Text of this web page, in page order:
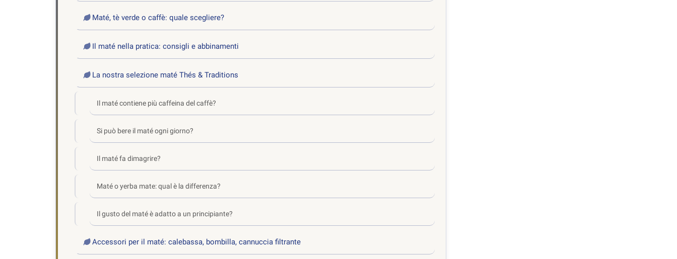
Maté, tè verde o caffè: quale scegliere?
Il maté nella pratica: consigli e abbinamenti
La nostra selezione maté Thés & Traditions
Il maté contiene più caffeina del caffè?
Si può bere il maté ogni giorno?
Il maté fa dimagrire?
Maté o yerba mate: qual è la differenza?
Il gusto del maté è adatto a un principiante?
Accessori per il maté: calebassa, bombilla, cannuccia filtrante